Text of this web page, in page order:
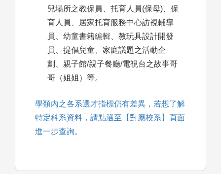
兒場所之教保員、托育人員(保母)、保
育人員、居家托育服務中心訪視輔導
員、幼童書籍編輯、教玩具設計開發
員、提倡兒童、家庭議題之活動企
劃、親子館/親子餐廳/電視台之故事哥
哥（姐姐）等。
學類內之各系選才指標仍有差異，若想了解
特定科系資料，請點選至【對應校系】頁面
進一步查詢。